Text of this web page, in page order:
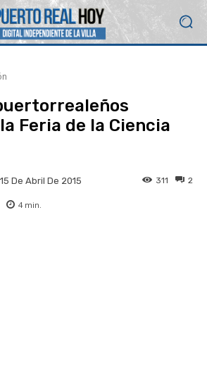
Feria de la Ciencia
15 De Abril De 2015 2
311
4 min.